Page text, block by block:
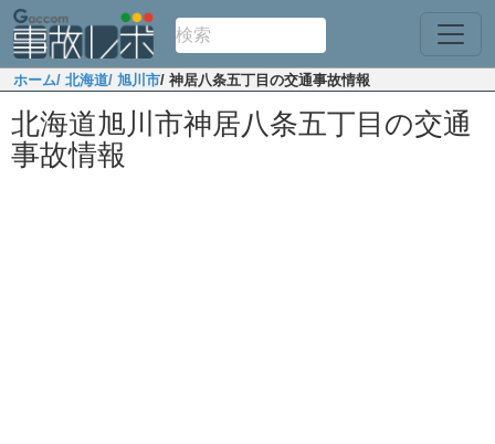
ホーム/ 北海道/ 旭川市/ 神居八条五丁目の交通事故情報
北海道旭川市神居八条五丁目の交通
事故情報